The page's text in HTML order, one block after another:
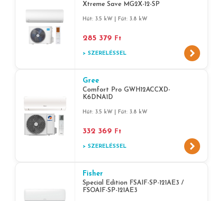
Xtreme Save MG2X-12-SP
Hűt: 3.5 kW | Fűt: 3.8 kW
285 379 Ft
> SZERELÉSSEL
Gree
Comfort Pro GWH12ACCXD-
K6DNA1D
Hűt: 3.5 kW | Fűt: 3.8 kW
332 369 Ft
> SZERELÉSSEL
Fisher
Special Edition FSAIF-SP-121AE3 /
FSOAIF-SP-121AE3